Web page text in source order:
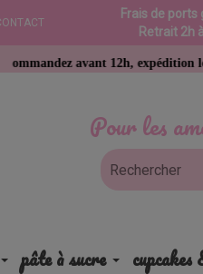
Frais de
Retrait 2h
Pour les
avant 12h, expédition le jour
pâte à sucre